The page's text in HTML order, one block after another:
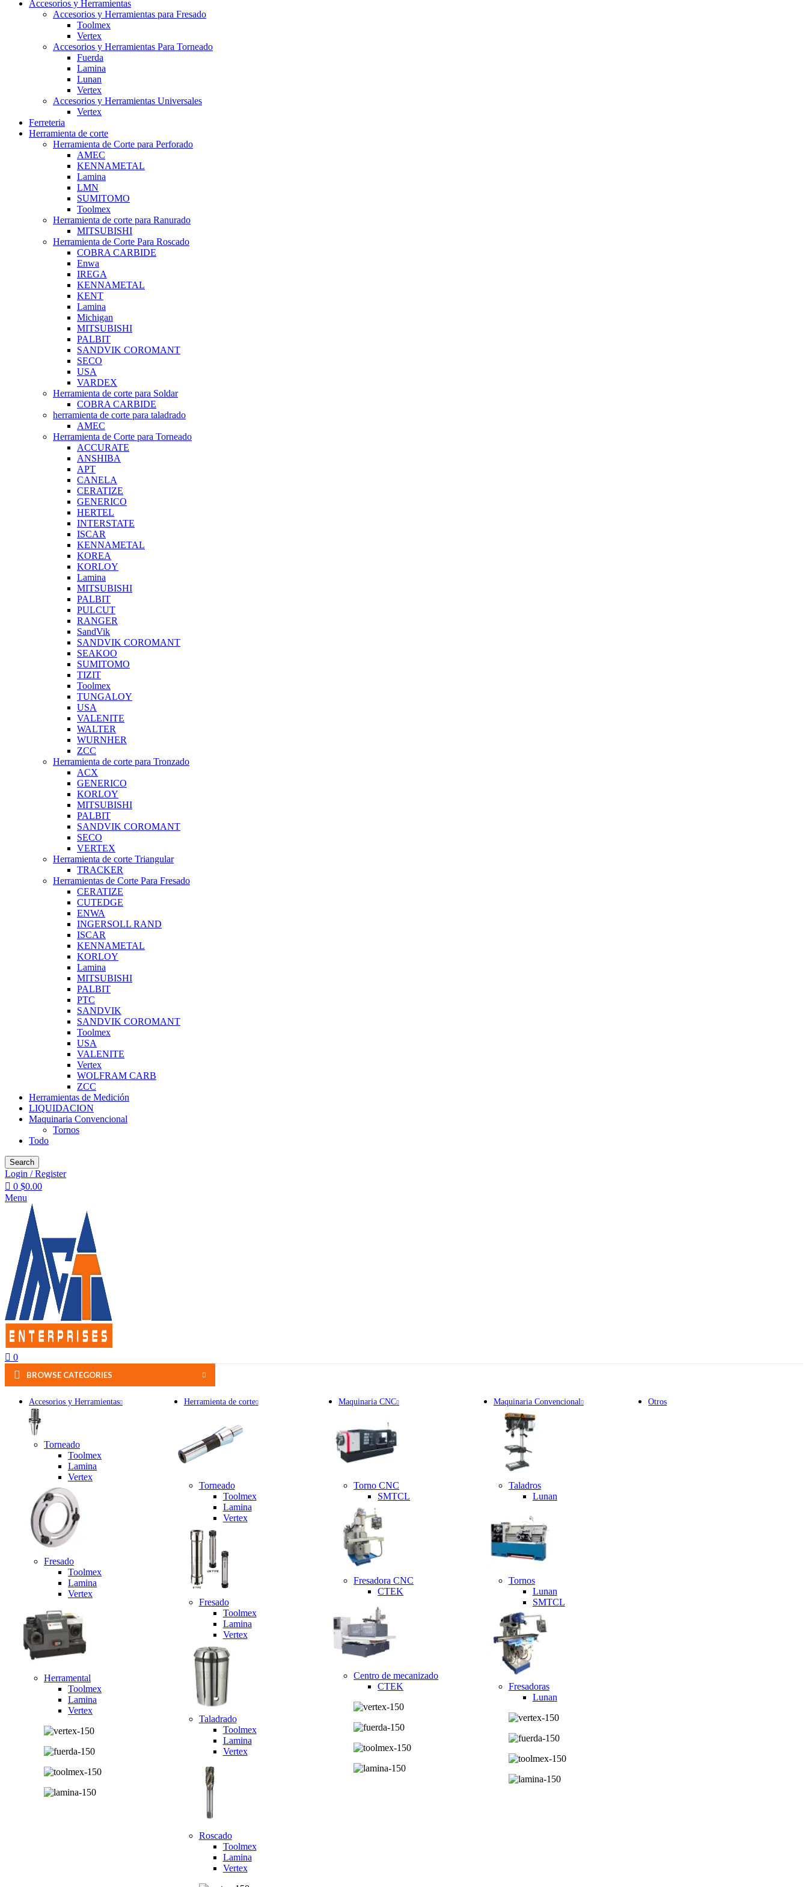
Accesorios y Herramientas
Accesorios y Herramientas para Fresado
Toolmex
Vertex
Accesorios y Herramientas Para Torneado
Fuerda
Lamina
Lunan
Vertex
Accesorios y Herramientas Universales
Vertex
Ferreteria
Herramienta de corte
Herramienta de Corte para Perforado
AMEC
KENNAMETAL
Lamina
LMN
SUMITOMO
Toolmex
Herramienta de corte para Ranurado
MITSUBISHI
Herramienta de Corte Para Roscado
COBRA CARBIDE
Enwa
IREGA
KENNAMETAL
KENT
Lamina
Michigan
MITSUBISHI
PALBIT
SANDVIK COROMANT
SECO
USA
VARDEX
Herramienta de corte para Soldar
COBRA CARBIDE
herramienta de corte para taladrado
AMEC
Herramienta de Corte para Torneado
ACCURATE
ANSHIBA
APT
CANELA
CERATIZE
GENERICO
HERTEL
INTERSTATE
ISCAR
KENNAMETAL
KOREA
KORLOY
Lamina
MITSUBISHI
PALBIT
PULCUT
RANGER
SandVik
SANDVIK COROMANT
SEAKOO
SUMITOMO
TIZIT
Toolmex
TUNGALOY
USA
VALENITE
WALTER
WURNHER
ZCC
Herramienta de corte para Tronzado
ACX
GENERICO
KORLOY
MITSUBISHI
PALBIT
SANDVIK COROMANT
SECO
VERTEX
Herramienta de corte Triangular
TRACKER
Herramientas de Corte Para Fresado
CERATIZE
CUTEDGE
ENWA
INGERSOLL RAND
ISCAR
KENNAMETAL
KORLOY
Lamina
MITSUBISHI
PALBIT
PTC
SANDVIK
SANDVIK COROMANT
Toolmex
USA
VALENITE
Vertex
WOLFRAM CARB
ZCC
Herramientas de Medición
LIQUIDACION
Maquinaria Convencional
Tornos
Todo
Search
Login / Register
0 $0.00
Menu
0
BROWSE CATEGORIES
Accesorios y Herramientas
Torneado
Toolmex
Lamina
Vertex
Fresado
Toolmex
Lamina
Vertex
Herramental
Toolmex
Lamina
Vertex
Herramienta de corte
Torneado
Toolmex
Lamina
Vertex
Fresado
Toolmex
Lamina
Vertex
Taladrado
Toolmex
Lamina
Vertex
Roscado
Toolmex
Lamina
Vertex
Maquinaria CNC
Torno CNC
SMTCL
Fresadora CNC
CTEK
Centro de mecanizado
CTEK
Maquinaria Convencional
Taladros
Lunan
Tornos
Lunan
SMTCL
Fresadoras
Lunan
Otros